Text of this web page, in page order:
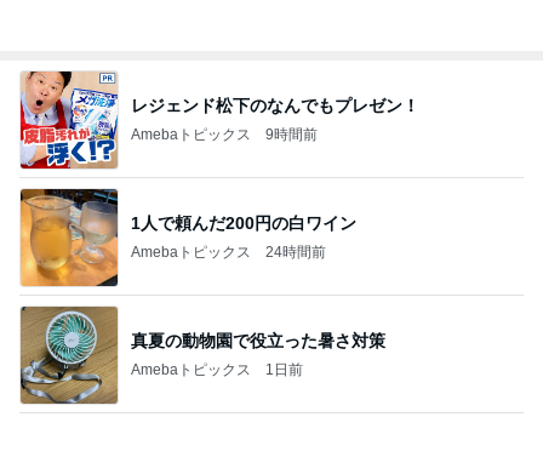
レジェンド松下のなんでもプレゼン！
Amebaトピックス 9時間前
1人で頼んだ200円の白ワイン
Amebaトピックス 24時間前
真夏の動物園で役立った暑さ対策
Amebaトピックス 1日前